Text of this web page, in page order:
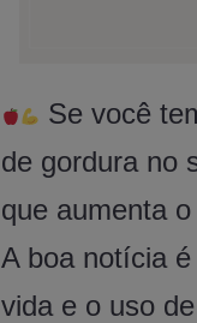
Se você
de gordura no
que aumenta
A boa notícia
vida e o uso